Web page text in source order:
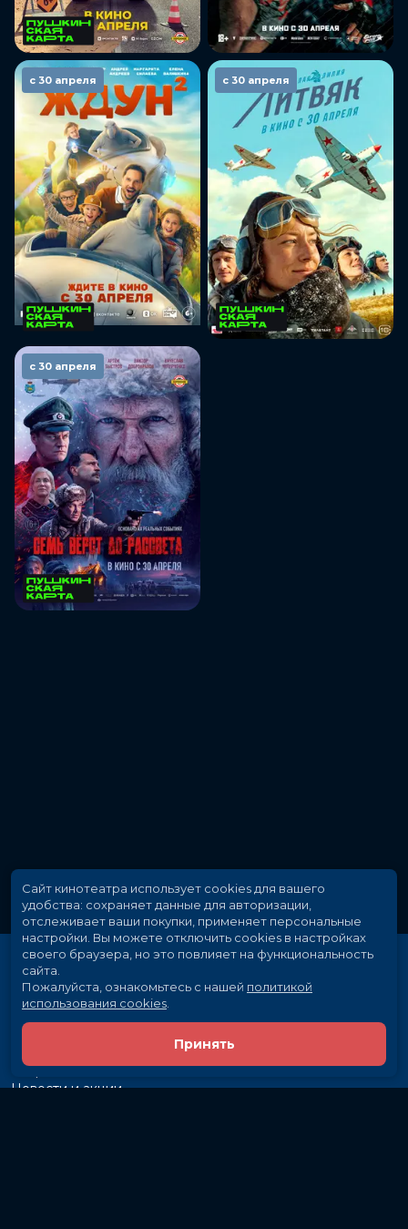
с 30 апреля с 30 апреля
с 30 апреля
Скоро в кино
Новости и акции
Сайт кинотеатра использует cookies для вашего
удобства: сохраняет данные для авторизации,
отслеживает ваши покупки, применяет персональные
настройки. Вы можете отключить cookies в настройках
своего браузера, но это повлияет на функциональность
сайта.
Пожалуйста, ознакомьтесь с нашей политикой
использования cookies
Принять